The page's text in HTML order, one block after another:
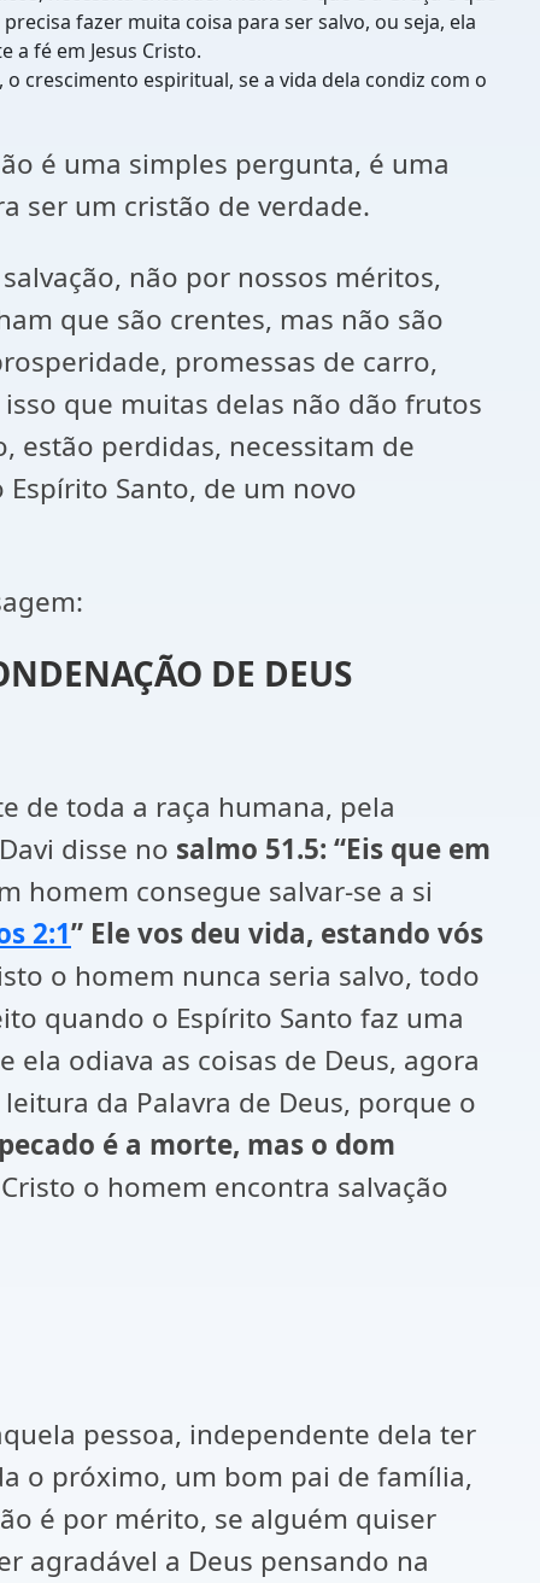
fazer muita coisa para ser salvo, ou seja, ela
a fé em Jesus Cristo.
crescimento espiritual, se a vida dela condiz com o
é uma simples pergunta, é uma
ser um cristão de verdade.
não por nossos méritos,
que são crentes, mas não são
promessas de carro,
que muitas delas não dão frutos
estão perdidas, necessitam de
Santo, de um novo
DE DEUS
de toda a raça humana, pela
disse no salmo 51.5: “Eis que em
homem consegue salvar-se a si
2:1” Ele vos deu vida, estando vós
o homem nunca seria salvo, todo
quando o Espírito Santo faz uma
odiava as coisas de Deus, agora
da Palavra de Deus, porque o
é a morte, mas o dom
o homem encontra salvação
pessoa, independente dela ter
o próximo, um bom pai de família,
é por mérito, se alguém quiser
agradável a Deus pensando na